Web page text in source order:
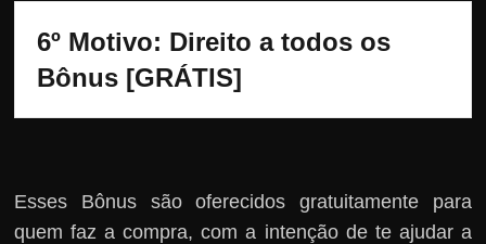
6º Motivo: Direito a todos os
Bônus [GRÁTIS]
Esses Bônus são oferecidos gratuitamente para
quem faz a compra, com a intenção de te ajudar a